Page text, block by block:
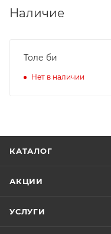
Наличие
Толе би
Нет в наличии
КАТАЛОГ
АКЦИИ
УСЛУГИ